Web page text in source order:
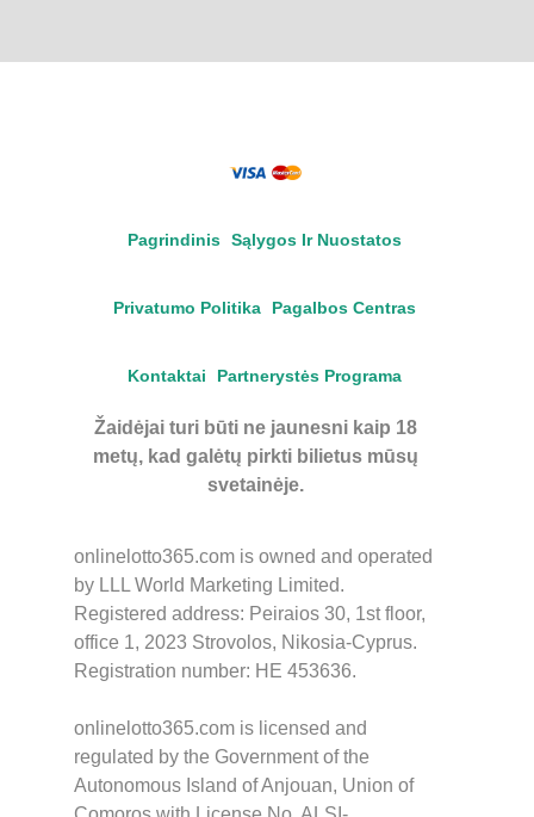
Pagrindinis Sąlygos Ir Nuostatos
Privatumo Politika Pagalbos Centras
Kontaktai Partnerystės Programa
Žaidėjai turi būti ne jaunesni kaip 18
metų, kad galėtų pirkti bilietus mūsų
svetainėje.
onlinelotto365.com is owned and operated
by LLL World Marketing Limited.
Registered address: Peiraios 30, 1st floor,
office 1, 2023 Strovolos, Nikosia-Cyprus.
Registration number: HE 453636.
onlinelotto365.com is licensed and
regulated by the Government of the
Autonomous Island of Anjouan, Union of